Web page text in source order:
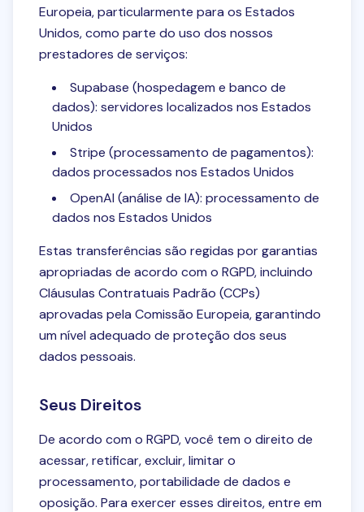
Europeia, particularmente para os Estados
Unidos, como parte do uso dos nossos
prestadores de serviços:
Supabase (hospedagem e banco de
dados): servidores localizados nos Estados
Unidos
Stripe (processamento de pagamentos):
dados processados nos Estados Unidos
OpenAI (análise de IA): processamento de
dados nos Estados Unidos
Estas transferências são regidas por garantias
apropriadas de acordo com o RGPD, incluindo
Cláusulas Contratuais Padrão (CCPs)
aprovadas pela Comissão Europeia, garantindo
um nível adequado de proteção dos seus
dados pessoais.
Seus Direitos
De acordo com o RGPD, você tem o direito de
acessar, retificar, excluir, limitar o
processamento, portabilidade de dados e
oposição. Para exercer esses direitos, entre em